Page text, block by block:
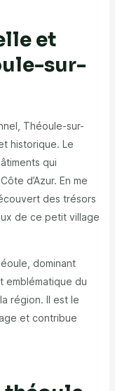
et
sur-
Théoule-sur-
historique. Le
qui
d’Azur. En me
des trésors
de ce petit village
dominant
emblématique du
région. Il est le
et contribue